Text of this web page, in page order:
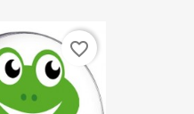
favorite_border